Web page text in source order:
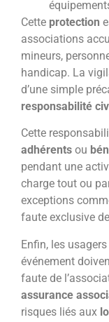
Cette protection
associations
mineurs,
handicap. La
d’une simple
responsabilité
Cette
adhérents ou
pendant une
charge tout ou
exceptions
faute exclusive
Enfin, les
événement
faute de
assurance
risques liés aux